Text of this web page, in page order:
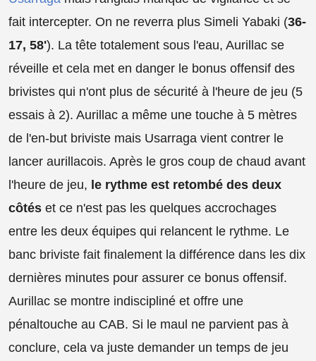
fait intercepter. On ne reverra plus Simeli Yabaki (36-
17, 58'). La tête totalement sous l'eau, Aurillac se
réveille et cela met en danger le bonus offensif des
brivistes qui n'ont plus de sécurité à l'heure de jeu (5
essais à 2). Aurillac a même une touche à 5 mètres
de l'en-but briviste mais Usarraga vient contrer le
lancer aurillacois. Après le gros coup de chaud avant
l'heure de jeu, le rythme est retombé des deux
côtés et ce n'est pas les quelques accrochages
entre les deux équipes qui relancent le rythme. Le
banc briviste fait finalement la différence dans les dix
dernières minutes pour assurer ce bonus offensif.
Aurillac se montre indiscipliné et offre une
pénaltouche au CAB. Si le maul ne parvient pas à
conclure, cela va juste demander un temps de jeu